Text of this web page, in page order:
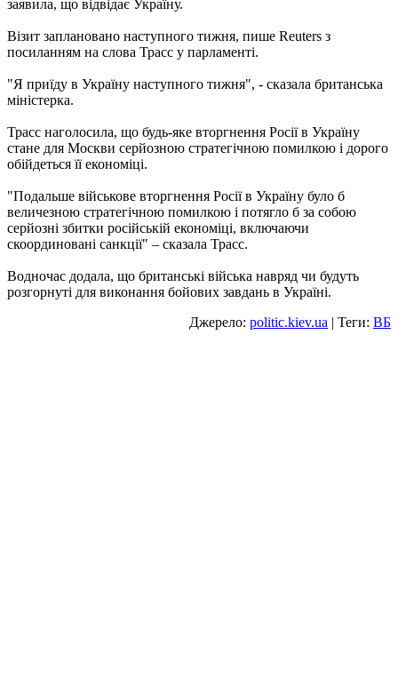
заявила, що відвідає Україну.
Візит заплановано наступного тижня, пише Reuters з
посиланням на слова Трасс у парламенті.
"Я приїду в Україну наступного тижня", - сказала британська
міністерка.
Трасс наголосила, що будь-яке вторгнення Росії в Україну
стане для Москви серйозною стратегічною помилкою і дорого
обійдеться її економіці.
"Подальше військове вторгнення Росії в Україну було б
величезною стратегічною помилкою і потягло б за собою
серйозні збитки російській економіці, включаючи
скоординовані санкції" – сказала Трасс.
Водночас додала, що британські війська навряд чи будуть
розгорнуті для виконання бойових завдань в Україні.
Джерело: politic.kiev.ua | Теги: ВБ